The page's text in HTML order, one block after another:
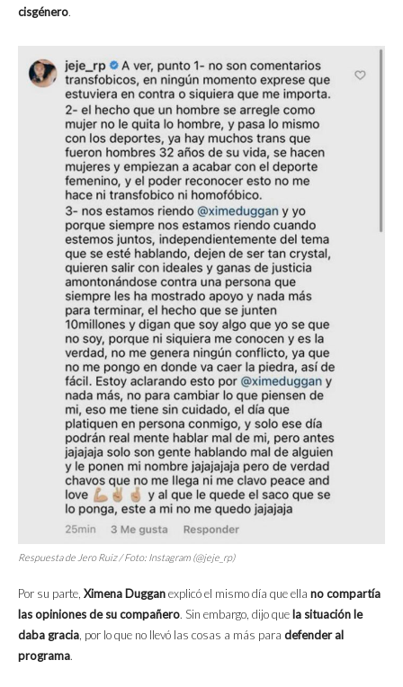
cisgénero.
Respuesta de Jero Ruiz / Foto: Instagram (@jeje_rp)
Por su parte, Ximena Dugganexplicó el mismo día que ella no compartía
las opiniones de su compañero. Sin embargo, dijo que la situación le
daba gracia, por lo que no llevó las cosas a más para defender al
programa.